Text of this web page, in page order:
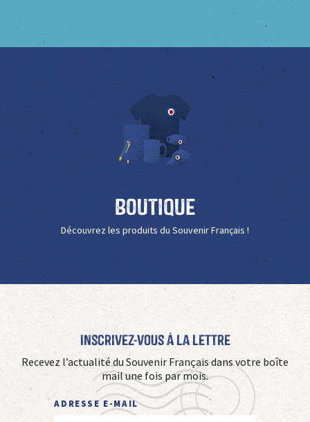
Boutique
Découvrez les produits du Souvenir Français !
Inscrivez-vous à La Lettre
Recevez l’actualité du Souvenir Français dans votre boîte
mail une fois par mois.
ADRESSE E-MAIL